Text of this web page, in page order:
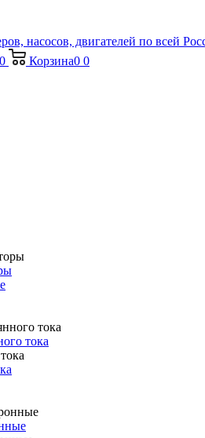
насосов, двигателей по всей
0 Корзина0 0
тока